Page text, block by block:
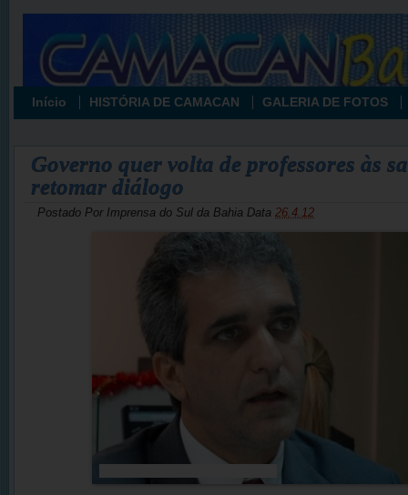
Início HISTÓRIA DE CAMACAN GALERIA DE FOTOS
Governo quer volta de professores às
retomar diálogo
Postado Por Imprensa do Sul da Bahia Data 26.4.12